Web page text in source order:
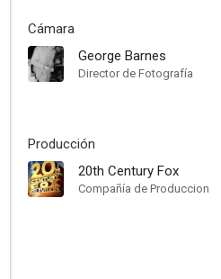
Cámara
George Barnes
Director de Fotografía
Producción
20th Century Fox
Compañía de Produccion